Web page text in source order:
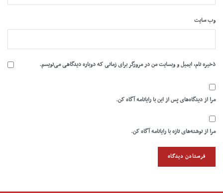
وب‌ سایت
ذخیره نام، ایمیل و وبسایت من در مرورگر برای زمانی که دوباره دیدگاهی می‌نویسم.
مرا از دیدگاه‌های پس از این با رایانامه آگاه کن.
مرا از نوشته‌های تازه با رایانامه آگاه کن.